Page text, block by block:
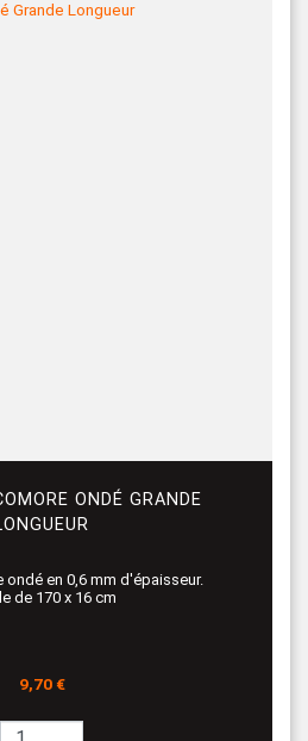
ONDÉ GRANDE
ondé en 0,6 mm d'épaisseur.
de 170 x 16 cm
Prix
9,70 €